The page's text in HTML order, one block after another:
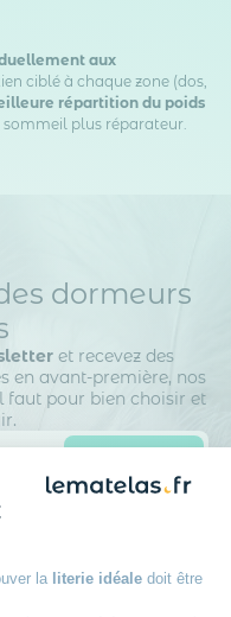
la literie idéale doit être
aux
ciblé à chaque zone (dos,
répartition du poids
plus réparateur.
dormeurs
et recevez des
en avant-première, nos
faut pour bien choisir et
afin de gérer sa base de
les offres qui vous sont